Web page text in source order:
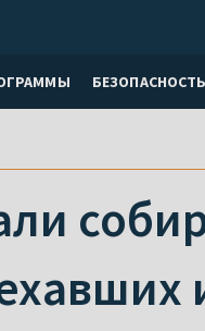
БЕЗОПАСНОСТЬ